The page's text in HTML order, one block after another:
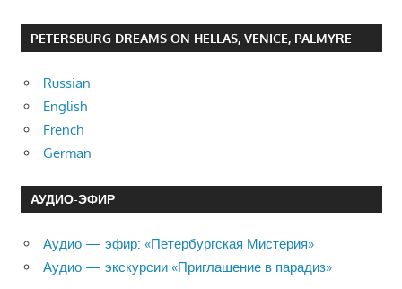
PETERSBURG DREAMS ON HELLAS, VENICE, PALMYRE
Russian
English
French
German
АУДИО-ЭФИР
Аудио — эфир: «Петербургская Мистерия»
Аудио — экскурсии «Приглашение в парадиз»